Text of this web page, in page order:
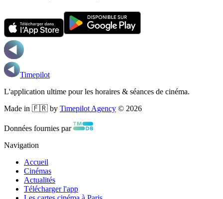
Timepilot
L'application ultime pour les horaires & séances de cinéma.
Made in 🇫🇷 by Timepilot Agency © 2026
Données fournies par
Navigation
Accueil
Cinémas
Actualités
Télécharger l'app